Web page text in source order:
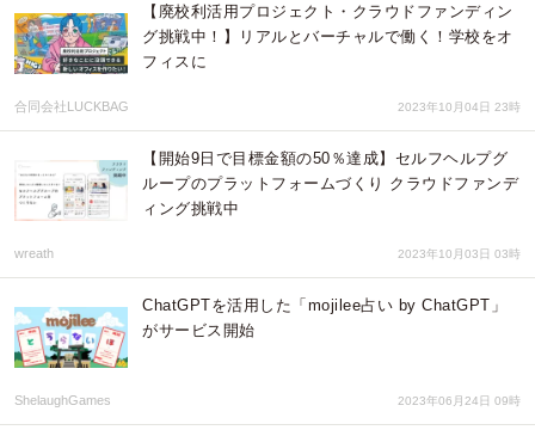
【廃校利活用プロジェクト・クラウドファンディン
グ挑戦中！】リアルとバーチャルで働く！学校をオ
フィスに
合同会社LUCKBAG 2023年10月04日 23時
【開始9日で目標金額の50％達成】セルフヘルプグ
ループのプラットフォームづくり クラウドファンデ
ィング挑戦中
wreath 2023年10月03日 03時
ChatGPTを活用した「mojilee占い by ChatGPT」
がサービス開始
ShelaughGames 2023年06月24日 09時